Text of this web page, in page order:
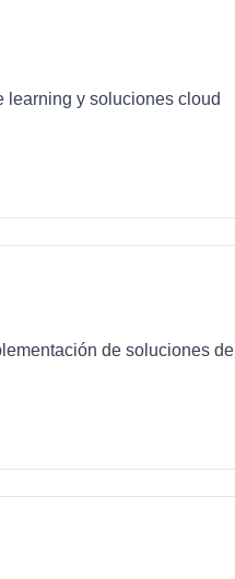
learning y soluciones cloud
de soluciones de